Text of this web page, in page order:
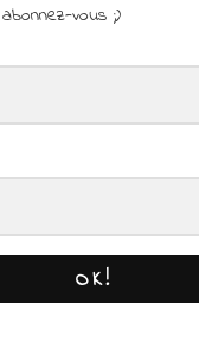
vous ;)
OK!